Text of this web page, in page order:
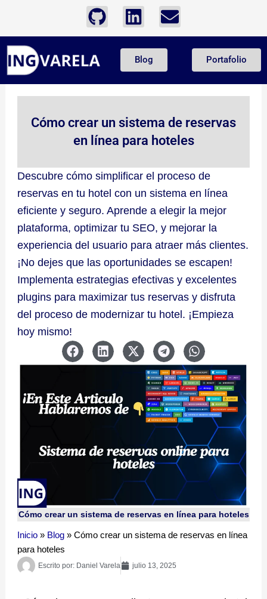
contenido
G
i
t
h
u
L
i
n
k
e
i
n
E
n
l
p
e
Blog Portafolio
Cómo crear un sistema de reservas
en línea para hoteles
Descubre cómo simplificar el proceso de
reservas en tu hotel con un sistema en línea
eficiente y seguro. Aprende a elegir la mejor
plataforma, optimizar tu SEO, y mejorar la
experiencia del usuario para atraer más clientes.
¡No dejes que las oportunidades se escapen!
Implementa estrategias efectivas y excelentes
plugins para maximizar tus reservas y disfruta
del proceso de modernizar tu hotel. ¡Empieza
hoy mismo!
Cómo crear un sistema de reservas en línea para hoteles
Inicio» Blog» Cómo crear un sistema de reservas en línea
para hoteles
Escrito por:Daniel Varela julio 13, 2025